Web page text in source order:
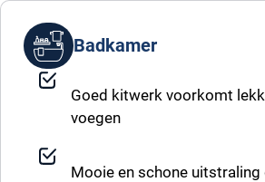
Badkamer
Goed kitwerk voorkomt
voegen
Mooie en schone